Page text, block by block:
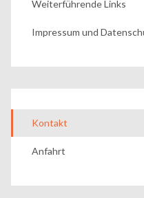
Weiterführende Links
Impressum und
Kontakt
Anfahrt